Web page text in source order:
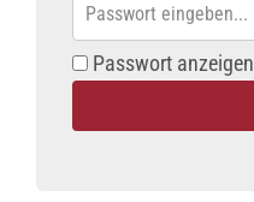
Passwort anzeigen